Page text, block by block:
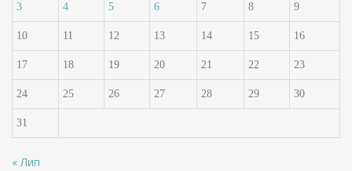
3 4 5 6 7 8 9
10 11 12 13 14 15 16
17 18 19 20 21 22 23
24 25 26 27 28 29 30
31
« Лип